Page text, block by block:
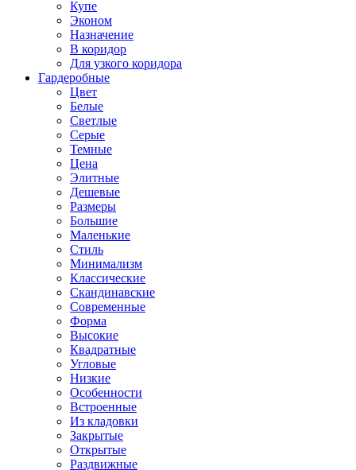
Купе
Эконом
Назначение
В коридор
Для узкого коридора
Гардеробные
Цвет
Белые
Светлые
Серые
Темные
Цена
Элитные
Дешевые
Размеры
Большие
Маленькие
Стиль
Минимализм
Классические
Скандинавские
Современные
Форма
Высокие
Квадратные
Угловые
Низкие
Особенности
Встроенные
Из кладовки
Закрытые
Открытые
Раздвижные